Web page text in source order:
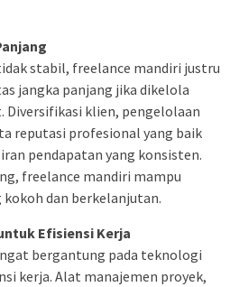
stabil, freelance mandiri justru
jangka panjang jika dikelola
klien, pengelolaan
reputasi profesional yang baik
pendapatan yang konsisten.
freelance mandiri mampu
dan berkelanjutan.
Efisiensi Kerja
bergantung pada teknologi
kerja. Alat manajemen proyek,